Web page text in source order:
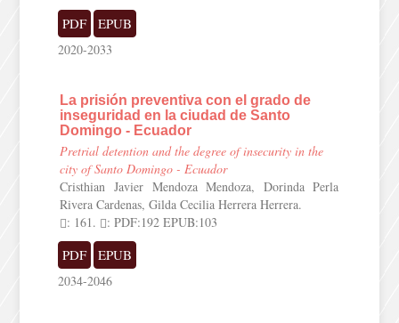
PDF EPUB
2020-2033
La prisión preventiva con el grado de
inseguridad en la ciudad de Santo
Domingo - Ecuador
Pretrial detention and the degree of insecurity in the
city of Santo Domingo - Ecuador
Cristhian Javier Mendoza Mendoza, Dorinda Perla
Rivera Cardenas, Gilda Cecilia Herrera Herrera.
: 161.
: PDF:192 EPUB:103
PDF EPUB
2034-2046